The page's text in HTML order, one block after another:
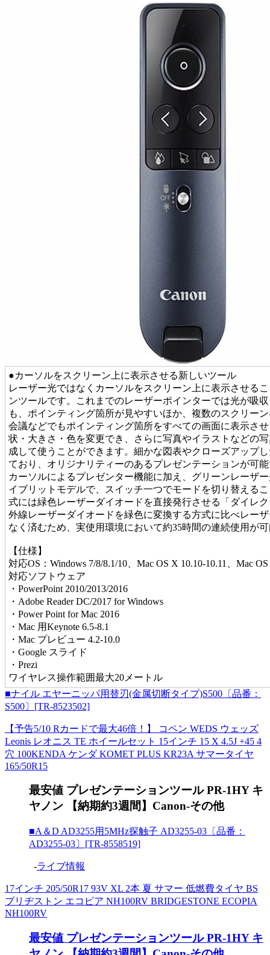
●カーソルをスクリーン上に表示させる新しいツール
レーザー光ではなくカーソルをスクリーン上に表示させる
ンツールです。これまでのレーザーポインターでは光が吸
も、ポインティング箇所が見やすいほか、複数のスクリー
会議などでもポインティング箇所をすべての画面に表示さ
状・大きさ・色を変更でき、さらに写真やイラストなどの
成して使うことができます。細かな図表やクローズアップ
ており、オリジナリティーのあるプレゼンテーションが可
カーソルによるプレゼンター機能に加え、グリーンレーザ
イブリットモデルで、スイッチ一つでモードを切り替える
式には緑色レーザーダイオードを直接発行させる「ダイレ
外線レーザーダイオードを緑色に変換する方式に比べレー
なく済むため、実使用環境において約35時間の連続使用が
【仕様】
対応OS：Windows 7/8/8.1/10、Mac OS X 10.10-10.11、Mac
対応ソフトウェア
・PowerPoint 2010/2013/2016
・Adobe Reader DC/2017 for Windows
・Power Point for Mac 2016
・Mac 用Keynote 6.5-8.1
・Mac プレビュー 4.2-10.0
・Google スライド
・Prezi
ワイヤレス操作範囲最大20メートル
■ナイル エヤーニッパ用替刃(金属切断タイプ)S500〔品番：
S500〕[TR-8523502]
【予告5/10 Rカードで最大46倍！】 コペン WEDS ウェッズ
Leonis レオニス TE ホイールセット 15インチ 15 X 4.5J +45 4
穴 100KENDA ケンダ KOMET PLUS KR23A サマータイヤ
165/50R15
最安値 プレゼンテーションツール PR-1HY キ
ヤノン 【納期約3週間】Canon-その他
■A＆D AD3255用5MHz探触子 AD3255-03〔品番：
AD3255-03〕[TR-8558519]
-ライブ情報
17インチ 205/50R17 93V XL 2本 夏 サマー 低燃費タイヤ BS
ブリヂストン エコピア NH100RV BRIDGESTONE ECOPIA
NH100RV
最安値 プレゼンテーションツール PR-1HY キ